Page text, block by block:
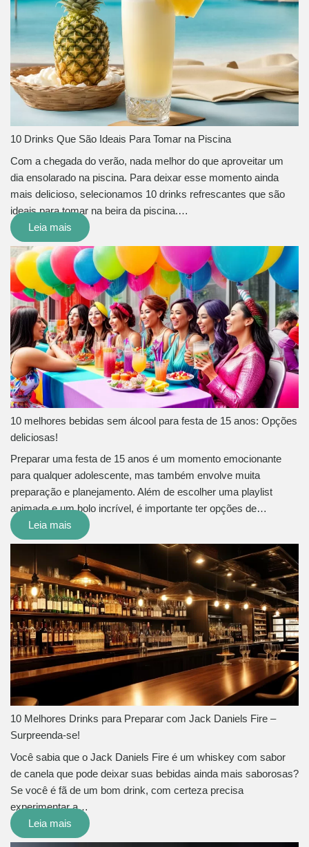
10 Drinks Que São Ideais Para Tomar na Piscina
Com a chegada do verão, nada melhor do que aproveitar um
dia ensolarado na piscina. Para deixar esse momento ainda
mais delicioso, selecionamos 10 drinks refrescantes que são
ideais para tomar na beira da piscina.…
Leia mais
10 melhores bebidas sem álcool para festa de 15 anos: Opções
deliciosas!
Preparar uma festa de 15 anos é um momento emocionante
para qualquer adolescente, mas também envolve muita
preparação e planejamento. Além de escolher uma playlist
animada e um bolo incrível, é importante ter opções de…
Leia mais
10 Melhores Drinks para Preparar com Jack Daniels Fire –
Surpreenda-se!
Você sabia que o Jack Daniels Fire é um whiskey com sabor
de canela que pode deixar suas bebidas ainda mais saborosas?
Se você é fã de um bom drink, com certeza precisa
experimentar a…
Leia mais